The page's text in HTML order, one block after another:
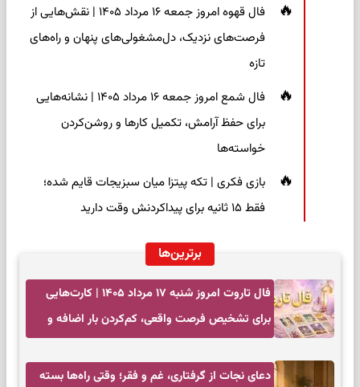
فال قهوه امروز جمعه ۱۶ مرداد ۱۴۰۵ | نقش‌هایی از
فرصت‌های نزدیک، دل‌مشغولی‌های پنهان و راه‌های
تازه
فال شمع امروز جمعه ۱۶ مرداد ۱۴۰۵ | نشانه‌هایی
برای حفظ آرامش، تکمیل کارها و روشن‌کردن
خواسته‌ها
بازی فکری | تکه پیتزا میان سبزیجات قایم شده؛
فقط ۱۵ ثانیه برای پیداکردنش وقت دارید
برترین‌ها
فال تاروت امروز شنبه ۱۷ مرداد ۱۴۰۵ | کارت‌هایی
برای تشخیص فرصت واقعی، کم‌کردن بار اضافه و
دعای نجات از گرفتاری، غم و فقر؛ وقتی راه‌ها بسته